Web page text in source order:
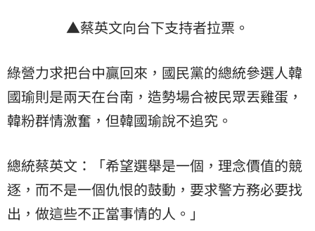
▲蔡英文向台下支持者拉票。
綠營力求把台中贏回來，國民黨的總統參選人韓
國瑜則是兩天在台南，造勢場合被民眾丟雞蛋，
韓粉群情激奮，但韓國瑜說不追究。
總統蔡英文：「希望選舉是一個，理念價值的競
逐，而不是一個仇恨的鼓動，要求警方務必要找
出，做這些不正當事情的人。」